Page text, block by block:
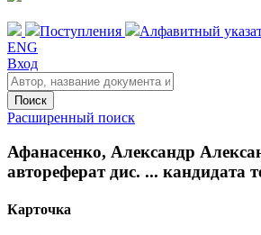
Поступления Алфавитный
ENG
Вход
Поиск
Расширенный поиск
Афанасенко, Александр
автореферат дис. ... кандидата
Карточка